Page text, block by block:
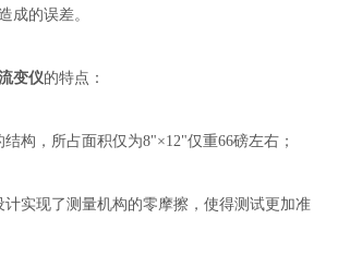
成的误差。
变仪的特点：
，所占面积仅为8"×12"仅重66磅左右；
实现了测量机构的零摩擦，使得测试更加准